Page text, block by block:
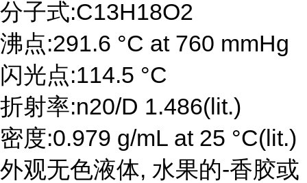
分子式:C13H18O2
沸点:291.6 °C at 760 mmHg
闪光点:114.5 °C
折射率:n20/D 1.486(lit.)
密度:0.979 g/mL at 25 °C(lit.)
外观无色液体, 水果的-香胶或